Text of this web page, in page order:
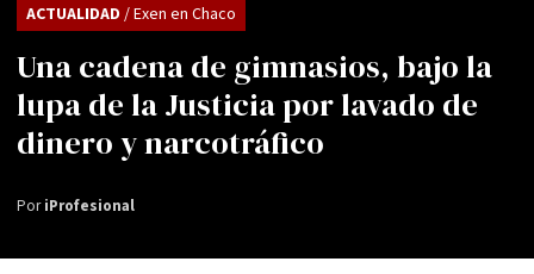
Una cadena de gimnasios, bajo la
lupa de la Justicia por lavado de
dinero y narcotráfico
ACTUALIDAD / Exen en Chaco
PoriProfesional